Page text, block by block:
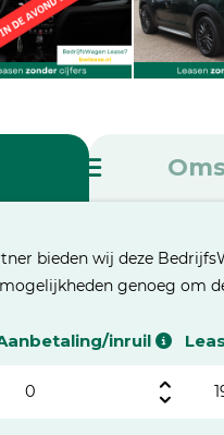
bieden wij deze
genoeg om
inruil